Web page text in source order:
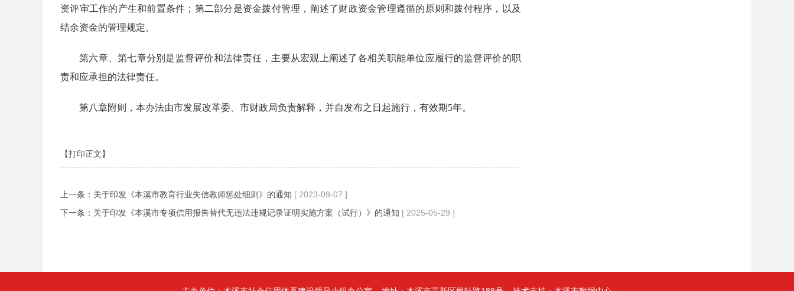
资评审工作的产生和前置条件；第二部分是资金拨付管理，阐述了财政资金管理遵循的原则和拨付程序，以及
结余资金的管理规定。
第六章、第七章分别是监督评价和法律责任，主要从宏观上阐述了各相关职能单位应履行的监督评价的职
责和应承担的法律责任。
第八章附则，本办法由市发展改革委、市财政局负责解释，并自发布之日起施行，有效期5年。
【打印正文】
上一条： 关于印发《本溪市教育行业失信教师惩处细则》的通知 [ 2023-09-07 ]
下一条： 关于印发《本溪市专项信用报告替代无违法违规记录证明实施方案（试行）》的通知 [ 2025-05-29 ]